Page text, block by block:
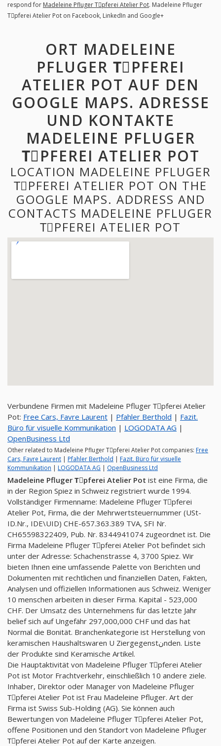
respond for Madeleine Pfluger Tِpferei Atelier Pot. Madeleine Pfluger
Tِpferei Atelier Pot on Facebook, LinkedIn and Google+
ORT MADELEINE
PFLUGER TِPFEREI
ATELIER POT AUF DEN
GOOGLE MAPS. ADRESSE
UND KONTAKTE
MADELEINE PFLUGER
TِPFEREI ATELIER POT
LOCATION MADELEINE PFLUGER
TِPFEREI ATELIER POT ON THE
GOOGLE MAPS. ADDRESS AND
CONTACTS MADELEINE PFLUGER
TِPFEREI ATELIER POT
Verbundene Firmen mit Madeleine Pfluger Tِpferei Atelier
Pot: Free Cars, Favre Laurent | Pfahler Berthold | Fazit.
Büro für visuelle Kommunikation | LOGODATA AG |
OpenBusiness Ltd
Other related to Madeleine Pfluger Tِpferei Atelier Pot companies: Free
Cars, Favre Laurent | Pfahler Berthold | Fazit. Büro für visuelle
Kommunikation | LOGODATA AG | OpenBusiness Ltd
Madeleine Pfluger Tِpferei Atelier Pot ist eine Firma, die
in der Region Spiez in Schweiz registriert wurde 1994.
Vollständiger Firmenname: Madeleine Pfluger Tِpferei
Atelier Pot, Firma, die der Mehrwertsteuernummer (USt-
ID.Nr., IDE\UID) CHE-657.363.389 TVA, SFI Nr.
CH65598322409, Pub. Nr. 8344941074 zugeordnet ist. Die
Firma Madeleine Pfluger Tِpferei Atelier Pot befindet sich
unter der Adresse: Schachenstrasse 4, 3700 Spiez. Wir
bieten Ihnen eine umfassende Palette von Berichten und
Dokumenten mit rechtlichen und finanziellen Daten, Fakten,
Analysen und offiziellen Informationen aus Schweiz. Weniger
10 menschen arbeiten in dieser Firma. Kapital - 523,000
CHF. Der Umsatz des Unternehmens für das letzte Jahr
belief sich auf Ungefähr 297,000,000 CHF und das hat
Normal die Bonität. Branchenkategorie ist Herstellung von
keramischen Haushaltswaren U Ziergegenstنnden. Liste
der Produkte sind Keramische Artikel.
Die Hauptaktivität von Madeleine Pfluger Tِpferei Atelier
Pot ist Motor Frachtverkehr, einschließlich 10 andere ziele.
Inhaber, Direktor oder Manager von Madeleine Pfluger
Tِpferei Atelier Pot ist Frau Madeleine Pfluger. Art der
Firma ist Swiss Sub-Holding (AG). Sie können auch
Bewertungen von Madeleine Pfluger Tِpferei Atelier Pot,
offene Positionen und den Standort von Madeleine Pfluger
Tِpferei Atelier Pot auf der Karte anzeigen.